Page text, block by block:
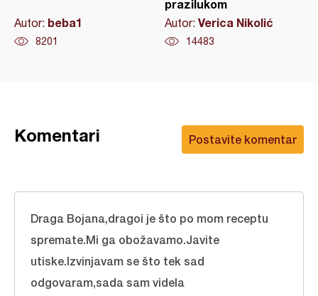
Autor: beba1
8201
prazilukom
Autor: Verica Nikolić
14483
Postavite komentar
Komentari
Draga Bojana,dragoi je što po mom receptu
spremate.Mi ga obožavamo.Javite
utiske.Izvinjavam se što tek sad
odgovaram,sada sam videla